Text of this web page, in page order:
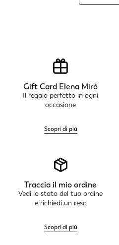
Gift Card Elena Mirò
Il regalo perfetto in ogni
occasione
Scopri di più
Traccia il mio ordine
Vedi lo stato del tuo ordine
e richiedi un reso
Scopri di più